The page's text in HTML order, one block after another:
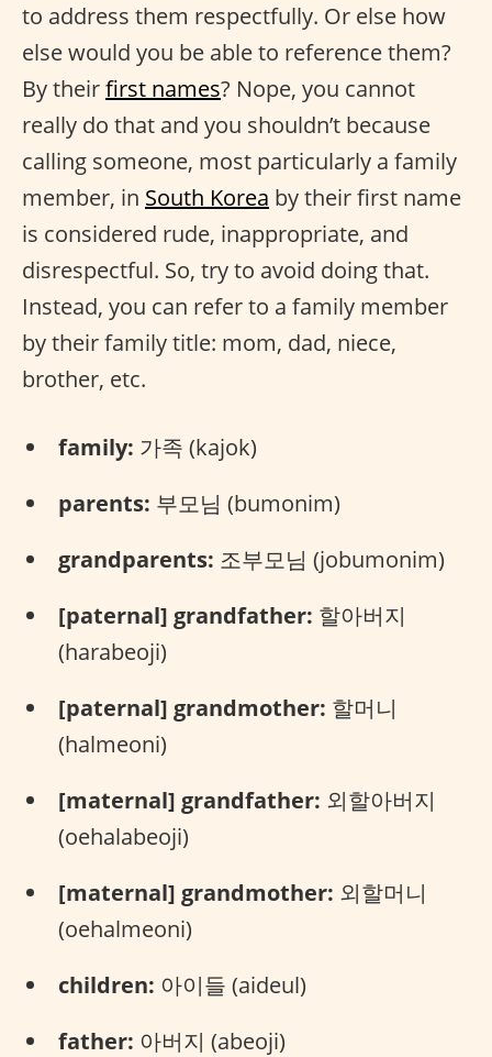
to address them respectfully. Or else how
else would you be able to reference them?
By theirfirst names? Nope, you cannot
really do that and you shouldn’t because
calling someone, most particularly a family
member, in South Korea by their first name
is considered rude, inappropriate, and
disrespectful. So, try to avoid doing that.
Instead, you can refer to a family member
by their family title: mom, dad, niece,
brother, etc.
family: 가족 (kajok)
parents: 부모님 (bumonim)
grandparents: 조부모님 (jobumonim)
[paternal] grandfather: 할아버지
(harabeoji)
[paternal] grandmother: 할머니
(halmeoni)
[maternal] grandfather: 외할아버지
(oehalabeoji)
[maternal] grandmother: 외할머니
(oehalmeoni)
children: 아이들 (aideul)
father: 아버지 (abeoji)